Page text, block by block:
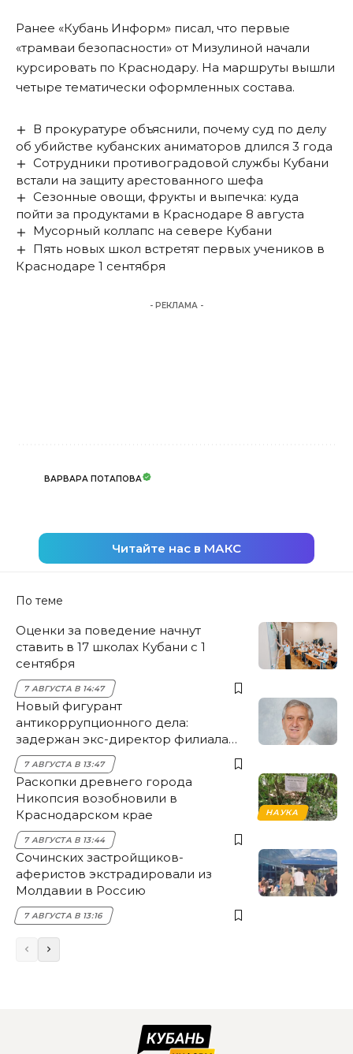
Ранее «Кубань Информ» писал, что первые
«трамваи безопасности» от Мизулиной начали
курсировать по Краснодару. На маршруты вышли
четыре тематически оформленных состава.
В прокуратуре объяснили, почему суд по делу
об убийстве кубанских аниматоров длился 3 года
Сотрудники противоградовой службы Кубани
встали на защиту арестованного шефа
Сезонные овощи, фрукты и выпечка: куда
пойти за продуктами в Краснодаре 8 августа
Мусорный коллапс на севере Кубани
Пять новых школ встретят первых учеников в
Краснодаре 1 сентября
- РЕКЛАМА -
ВАРВАРА ПОТАПОВА
Читайте нас в МАКС
По теме
Оценки за поведение начнут
ставить в 17 школах Кубани с 1
сентября
7 АВГУСТА В 14:47
Новый фигурант
антикоррупционного дела:
задержан экс-директор филиала
НЭСК Крымска
7 АВГУСТА В 13:47
НАУКА
Раскопки древнего города
Никопсия возобновили в
Краснодарском крае
7 АВГУСТА В 13:44
Сочинских застройщиков-
аферистов экстрадировали из
Молдавии в Россию
7 АВГУСТА В 13:16